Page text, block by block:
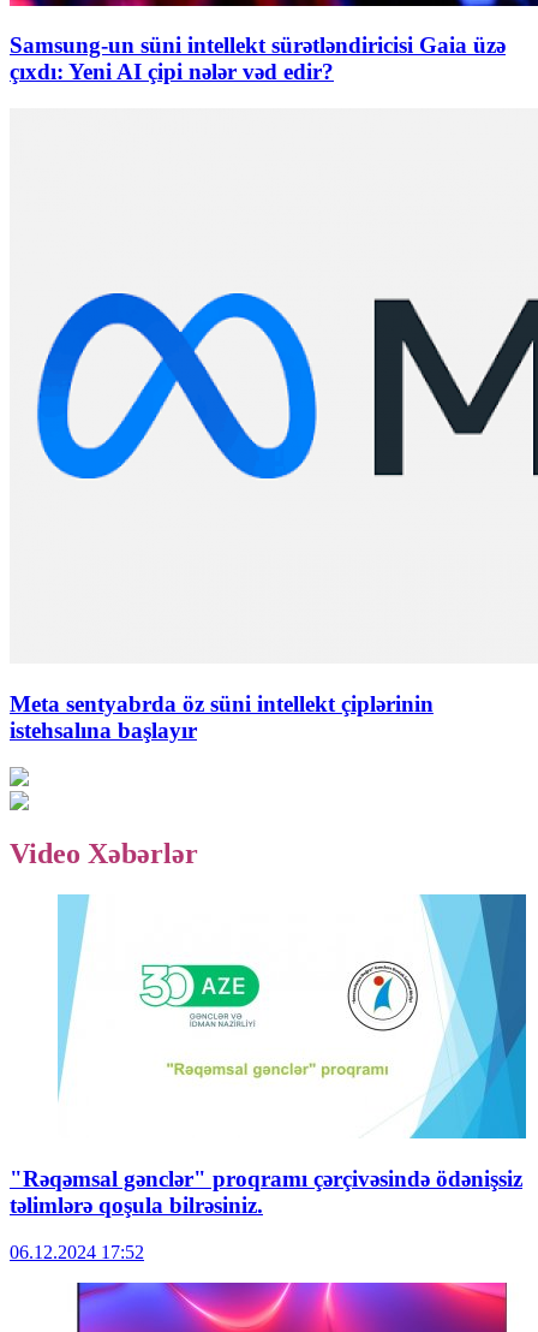
Samsung-un süni intellekt sürətləndiricisi Gaia üzə
çıxdı: Yeni AI çipi nələr vəd edir?
Meta sentyabrda öz süni intellekt çiplərinin
istehsalına başlayır
Video Xəbərlər
"Rəqəmsal gənclər" proqramı çərçivəsində ödənişsiz
təlimlərə qoşula bilrəsiniz.
06.12.2024 17:52